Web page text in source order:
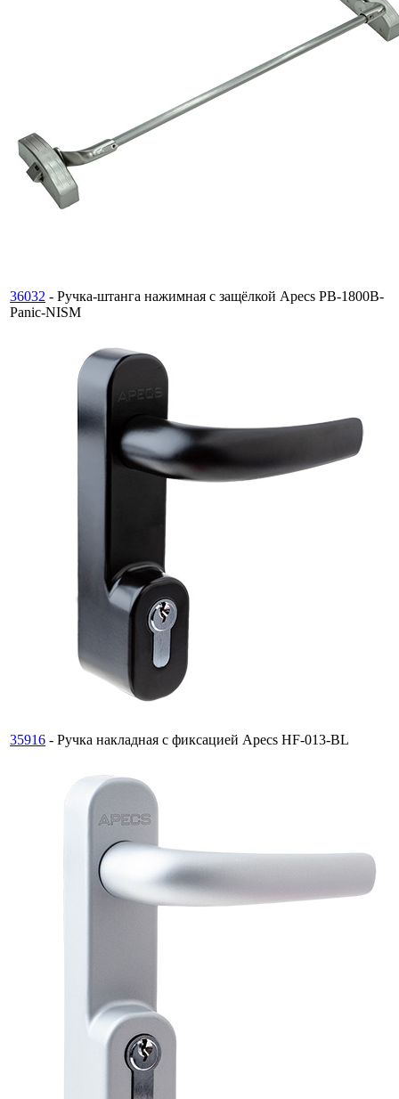
36032 - Ручка-штанга нажимная с защёлкой Apecs PB-1800B-
Panic-NISM
35916 - Ручка накладная с фиксацией Apecs HF-013-BL